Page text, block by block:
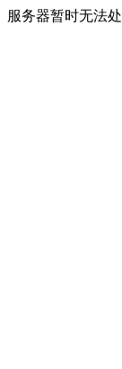
服务器暂时无法